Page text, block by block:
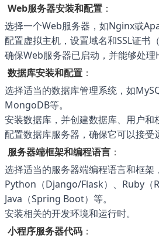
Web服务器安装和配置 ：
选择一个Web服务器，如Nginx或
配置虚拟主机，设置域名和SSL证书
确保Web服务器已启动，并能够处理
数据库安装和配置 ：
选择适当的数据库管理系统，如
MongoDB等。
安装数据库，并创建数据库、用户和
配置数据库服务器，确保它可以接受
服务器端框架和编程语言 ：
选择适当的服务器端编程语言和框架
Python（Django/Flask）、Ruby（
Java（Spring Boot）等。
安装相关的开发环境和运行时。
小程序服务器代码 ：